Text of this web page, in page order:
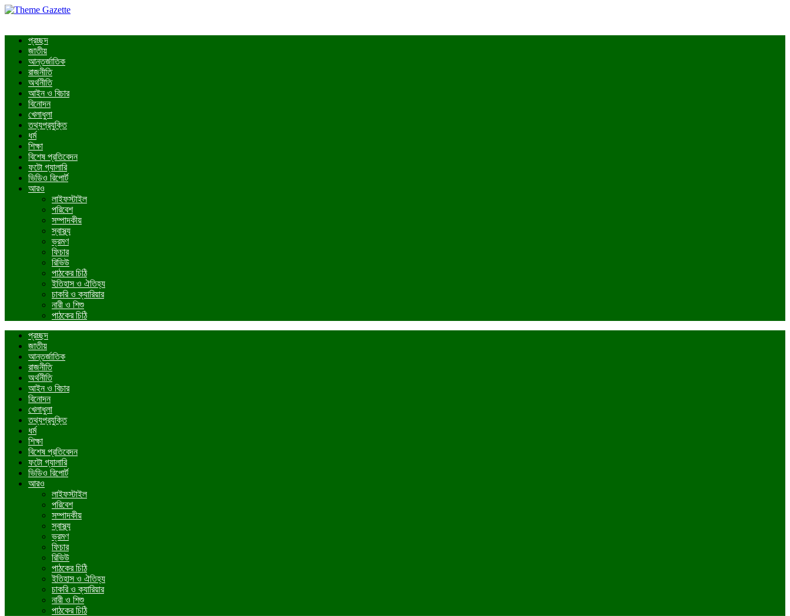
প্রচ্ছদ
জাতীয়
আন্তর্জাতিক
রাজনীতি
অর্থনীতি
আইন ও বিচার
বিনোদন
খেলাধুলা
তথ্যপ্রযুক্তি
ধর্ম
শিক্ষা
বিশেষ প্রতিবেদন
ফটো গ্যালারি
ভিডিও রিপোর্ট
আরও
লাইফস্টাইল
পরিবেশ
সম্পাদকীয়
স্বাস্থ্য
ভ্রমণ
ফিচার
রিভিউ
পাঠকের চিঠি
ইতিহাস ও ঐতিহ্য
চাকরি ও ক্যারিয়ার
নারী ও শিশু
পাঠকের চিঠি
প্রচ্ছদ
জাতীয়
আন্তর্জাতিক
রাজনীতি
অর্থনীতি
আইন ও বিচার
বিনোদন
খেলাধুলা
তথ্যপ্রযুক্তি
ধর্ম
শিক্ষা
বিশেষ প্রতিবেদন
ফটো গ্যালারি
ভিডিও রিপোর্ট
আরও
লাইফস্টাইল
পরিবেশ
সম্পাদকীয়
স্বাস্থ্য
ভ্রমণ
ফিচার
রিভিউ
পাঠকের চিঠি
ইতিহাস ও ঐতিহ্য
চাকরি ও ক্যারিয়ার
নারী ও শিশু
পাঠকের চিঠি